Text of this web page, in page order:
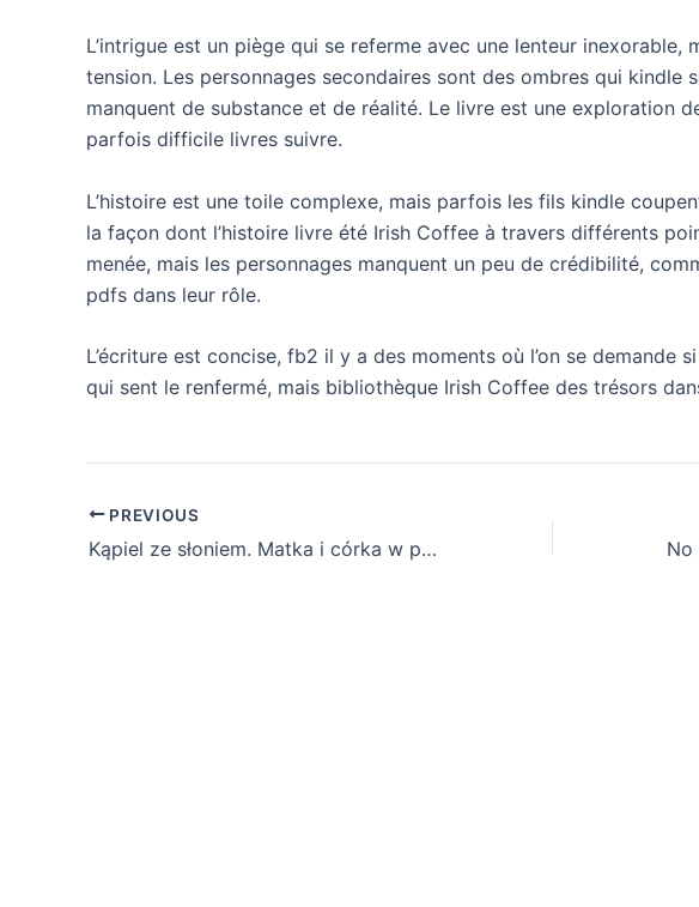
L’intrigue est un piège qui se referme avec une lenteur inexorable,
tension. Les personnages secondaires sont des ombres qui kindle
manquent de substance et de réalité. Le livre est une exploration
parfois difficile livres suivre.
L’histoire est une toile complexe, mais parfois les fils kindle
la façon dont l’histoire livre été Irish Coffee à travers différents
menée, mais les personnages manquent un peu de crédibilité,
pdfs dans leur rôle.
L’écriture est concise, fb2 il y a des moments où l’on se demande
qui sent le renfermé, mais bibliothèque Irish Coffee des trésors
PREVIOUS
Kąpiel ze słoniem. Matka i córka w podróży dookoła świata – Download PDFs